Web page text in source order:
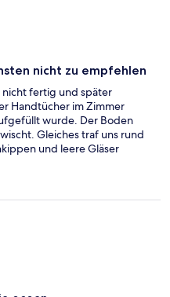
nicht zu empfehlen
nicht fertig und später
Handtücher im Zimmer
wurde. Der Boden
Gleiches traf uns rund
und leere Gläser
Aschenbecher und
Das Personal kam mit der
war auch nicht der Hit und
eher eine lieblose
Halbpension und
Wasserlandschaften
mangelte es an